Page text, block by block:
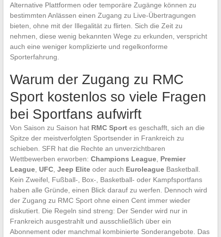
Alternative Plattformen oder temporäre Zugänge können zu
bestimmten Anlässen einen Zugang zu Live-Übertragungen
bieten, ohne mit der Illegalität zu flirten. Sich die Zeit zu
nehmen, diese wenig bekannten Wege zu erkunden, verspricht
auch eine weniger komplizierte und regelkonforme
Sporterfahrung.
Warum der Zugang zu RMC
Sport kostenlos so viele Fragen
bei Sportfans aufwirft
Von Saison zu Saison hat RMC Sportes geschafft, sich an die
Spitze der meistverfolgten Sportsender in Frankreich zu
schieben. SFR hat die Rechte an unverzichtbaren
Wettbewerben erworben: Champions League, Premier
League, UFC, Jeep Eliteoder auch EuroleagueBasketball.
Kein Zweifel, Fußball-, Box-, Basketball- oder Kampfsportfans
haben alle Gründe, einen Blick darauf zu werfen. Dennoch wird
der Zugang zu RMC Sport ohne einen Cent immer wieder
diskutiert. Die Regeln sind streng: Der Sender wird nur in
Frankreich ausgestrahlt und ausschließlich über ein
Abonnement oder manchmal kombinierte Sonderangebote. Das